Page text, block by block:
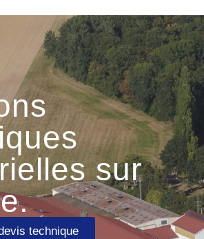
sur
technique